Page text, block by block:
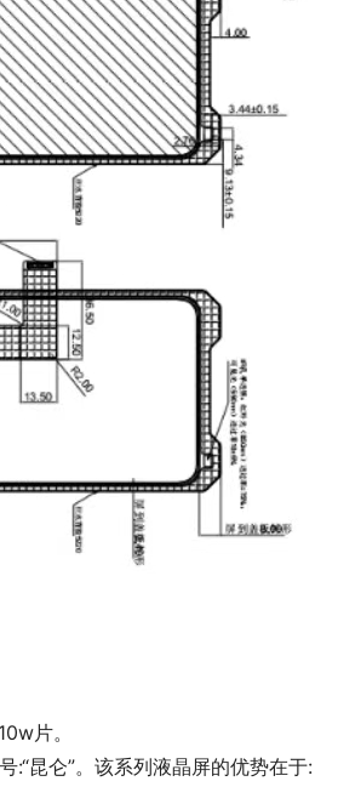
片。
:“昆仑”。该系列液晶屏的优势在于: